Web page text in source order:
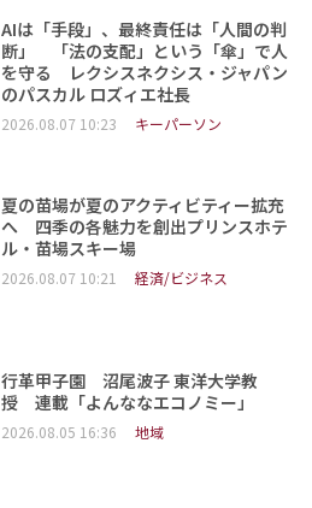
AIは「手段」、最終責任は「人間の判
断」 「法の支配」という「傘」で人
を守る レクシスネクシス・ジャパン
のパスカル ロズィエ社長
2026.08.07 10:23 キーパーソン
夏の苗場が夏のアクティビティー拡充
へ 四季の各魅力を創出プリンスホテ
ル・苗場スキー場
2026.08.07 10:21 経済/ビジネス
行革甲子園 沼尾波子 東洋大学教
授 連載「よんななエコノミー」
2026.08.05 16:36 地域